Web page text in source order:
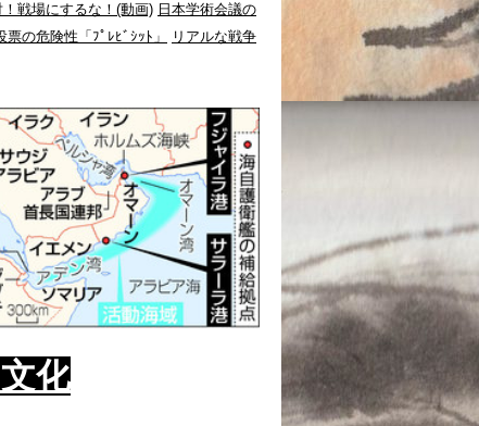
戦場にするな！(動画) 日本学術会議の
票の危険性「ﾌﾟﾚﾋﾞｼｯﾄ」
リアルな戦争
化